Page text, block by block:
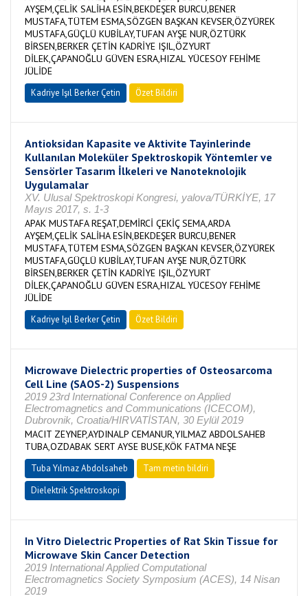
AYŞEM,ÇELİK SALİHA ESİN,BEKDEŞER BURCU,BENER
MUSTAFA,TÜTEM ESMA,SÖZGEN BAŞKAN KEVSER,ÖZYÜREK
MUSTAFA,GÜÇLÜ KUBİLAY,TUFAN AYŞE NUR,ÖZTÜRK
BİRSEN,BERKER ÇETİN KADRİYE IŞIL,ÖZYURT
DİLEK,ÇAPANOĞLU GÜVEN ESRA,HIZAL YÜCESOY FEHİME
JÜLİDE
Kadriye Işıl Berker Çetin Özet Bildiri
Antioksidan Kapasite ve Aktivite Tayinlerinde
Kullanılan Moleküler Spektroskopik Yöntemler ve
Sensörler Tasarım İlkeleri ve Nanoteknolojik
Uygulamalar
XV. Ulusal Spektroskopi Kongresi, yalova/TÜRKİYE, 17
Mayıs 2017, s. 1-3
APAK MUSTAFA REŞAT,DEMİRCİ ÇEKİÇ SEMA,ARDA
AYŞEM,ÇELİK SALİHA ESİN,BEKDEŞER BURCU,BENER
MUSTAFA,TÜTEM ESMA,SÖZGEN BAŞKAN KEVSER,ÖZYÜREK
MUSTAFA,GÜÇLÜ KUBİLAY,TUFAN AYŞE NUR,ÖZTÜRK
BİRSEN,BERKER ÇETİN KADRİYE IŞIL,ÖZYURT
DİLEK,ÇAPANOĞLU GÜVEN ESRA,HIZAL YÜCESOY FEHİME
JÜLİDE
Kadriye Işıl Berker Çetin Özet Bildiri
Microwave Dielectric properties of Osteosarcoma
Cell Line (SAOS-2) Suspensions
2019 23rd International Conference on Applied
Electromagnetics and Communications (ICECOM),
Dubrovnik, Croatia/HIRVATİSTAN, 30 Eylül 2019
MACIT ZEYNEP,AYDINALP CEMANUR,YILMAZ ABDOLSAHEB
TUBA,OZDABAK SERT AYSE BUSE,KÖK FATMA NEŞE
Tuba Yılmaz Abdolsaheb
Tam metin bildiri
Dielektrik Spektroskopi
In Vitro Dielectric Properties of Rat Skin Tissue for
Microwave Skin Cancer Detection
2019 International Applied Computational
Electromagnetics Society Symposium (ACES), 14 Nisan
2019